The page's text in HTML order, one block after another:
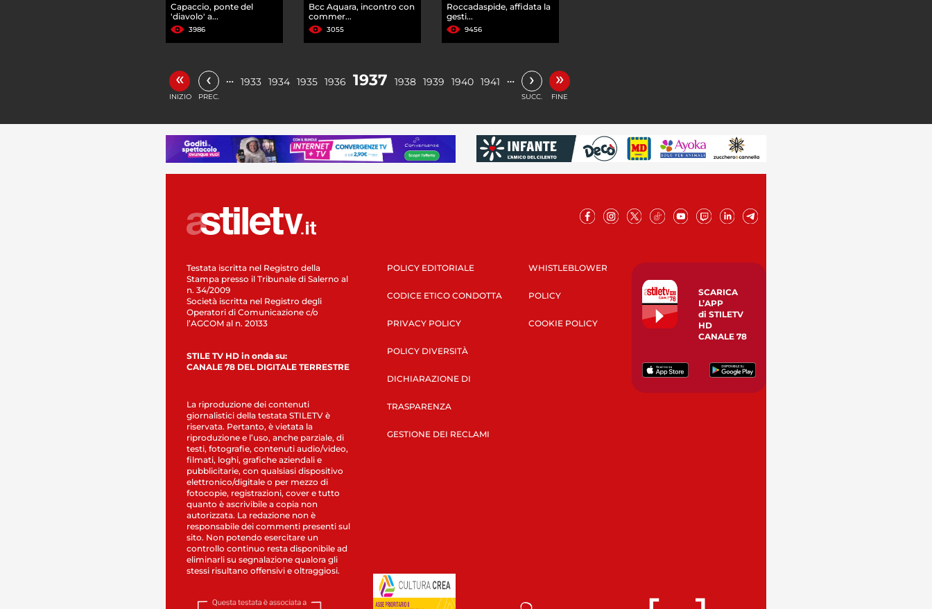
Capaccio, ponte del
'diavolo' a...
3986
Bcc Aquara, incontro con
commer...
3055
Roccadaspide, affidata la
gesti...
9456
«
INIZIO
‹
PREC.
… 1933 1934 1935 1936 1937 1938 1939 1940 1941 … ›
SUCC.
»
FINE
Testata iscritta nel Registro della
Stampa presso il Tribunale di Salerno al
n. 34/2009
Società iscritta nel Registro degli
Operatori di Comunicazione c/o
l’AGCOM al n. 20133
STILE TV HD in onda su:
CANALE 78 DEL DIGITALE TERRESTRE
La riproduzione dei contenuti
giornalistici della testata STILETV è
riservata. Pertanto, è vietata la
riproduzione e l’uso, anche parziale, di
testi, fotografie, contenuti audio/video,
filmati, loghi, grafiche aziendali e
pubblicitarie, con qualsiasi dispositivo
elettronico/digitale o per mezzo di
fotocopie, registrazioni, cover e tutto
quanto è ascrivibile a copia non
autorizzata. La redazione non è
responsabile dei commenti presenti sul
sito. Non potendo esercitare un
controllo continuo resta disponibile ad
eliminarli su segnalazione qualora gli
stessi risultano offensivi e oltraggiosi.
POLICY EDITORIALE
CODICE ETICO CONDOTTA
PRIVACY POLICY
POLICY DIVERSITÀ
DICHIARAZIONE DI
TRASPARENZA
GESTIONE DEI RECLAMI
WHISTLEBLOWER
POLICY
COOKIE POLICY
SCARICA
L’APP
di STILETV
HD
CANALE 78